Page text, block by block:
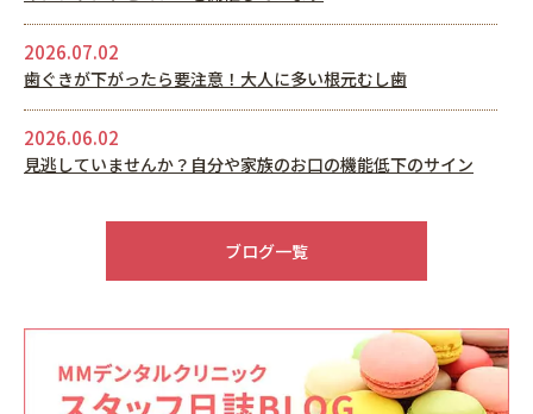
2026.07.02
歯ぐきが下がったら要注意！大人に多い根元むし歯
2026.06.02
見逃していませんか？自分や家族のお口の機能低下のサイン
2026.05.22
ブログ一覧